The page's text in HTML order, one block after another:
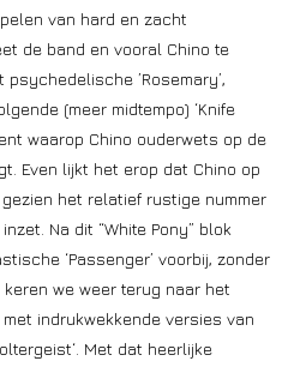
van hard en zacht
de band en vooral Chino te
’Rosemary’,
(meer midtempo) ‘Knife
waarop Chino ouderwets op de
Even lijkt het erop dat Chino op
het relatief rustige nummer
Na dit “White Pony” blok
‘Passenger’ voorbij, zonder
we weer terug naar het
met indrukwekkende versies van
Met dat heerlijke